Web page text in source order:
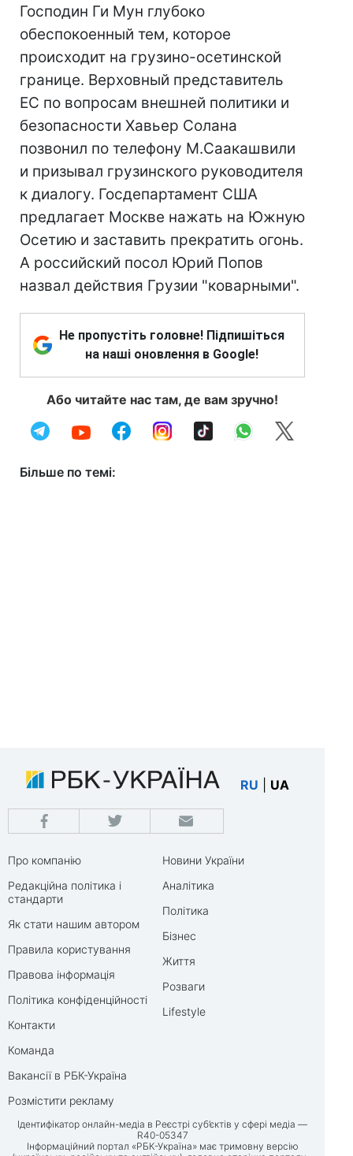
Господин Ги Мун глубоко
обеспокоенный тем, которое
происходит на грузино-осетинской
границе. Верховный представитель
ЕС по вопросам внешней политики и
безопасности Хавьер Солана
позвонил по телефону М.Саакашвили
и призывал грузинского руководителя
к диалогу. Госдепартамент США
предлагает Москве нажать на Южную
Осетию и заставить прекратить огонь.
А российский посол Юрий Попов
назвал действия Грузии "коварными".
Не пропустіть головне! Підпишіться
на наші оновлення в Google!
Або читайте нас там, де вам зручно!
Більше по темі:
RU UA
Про компанію
Редакційна політика і
стандарти
Як стати нашим автором
Правила користування
Правова інформація
Політика конфіденційності
Контакти
Команда
Вакансії в РБК-Україна
Розмістити рекламу
Новини України
Аналітика
Політика
Бізнес
Життя
Розваги
Lifestyle
Ідентифікатор онлайн-медіа в Реєстрі суб’єктів у сфері медіа —
R40-05347
Інформаційний портал «РБК-Україна» має тримовну версію